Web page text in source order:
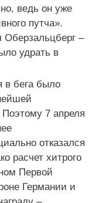
ведь он уже
путча».
–
удрать в
в бега было
7 апреля
отказался
расчет хитрого
Первой
Германии и